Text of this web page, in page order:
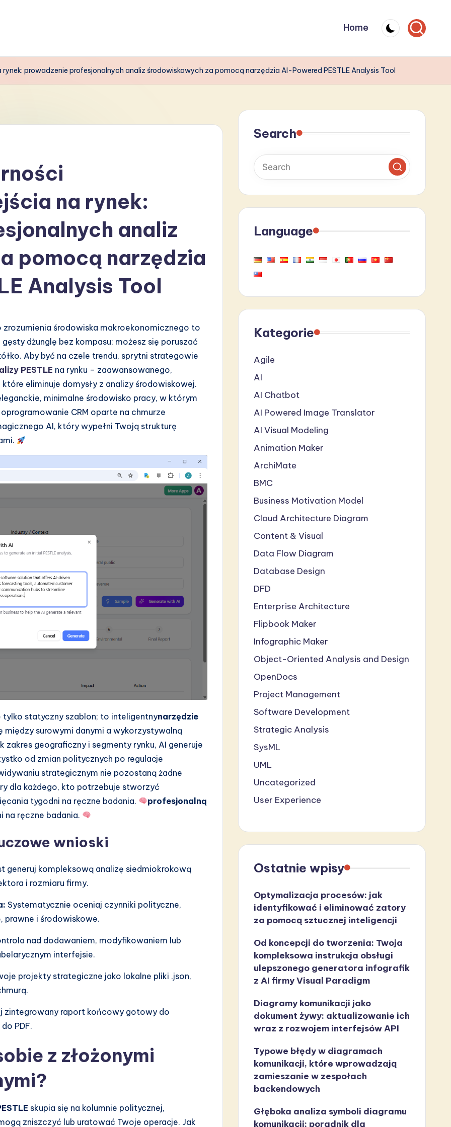
Home
prowadzenie profesjonalnych analiz środowiskowych za pomocą narzędzia AI-Powered PESTLE Analysis Tool
na rynek:
analiz
pomocą narzędzia
Analysis Tool
środowiska makroekonomicznego to
dżunglę bez kompasu; możesz się poruszać
Aby być na czele trendu, sprytni strategowie
PESTLE na rynku – zaawansowanego,
eliminuje domysły z analizy środowiskowej.
minimalne środowisko pracy, w którym
CRM oparte na chmurze
AI, który wypełni Twoją strukturę
statyczny szablon; to inteligentnynarzędzie
między surowymi danymi a wykorzystywalną
geograficzny i segmenty rynku, AI generuje
od zmian politycznych po regulacje
strategicznym nie pozostaną żadne
dla każdego, kto potrzebuje stworzyć
tygodni na ręczne badania.
profesjonalną
na ręczne badania.
wnioski
generuj kompleksową analizę siedmiokrokową
i rozmiaru firmy.
Systematycznie oceniaj czynniki polityczne,
prawne i środowiskowe.
nad dodawaniem, modyfikowaniem lub
interfejsie.
projekty strategiczne jako lokalne pliki .json,
zintegrowany raport końcowy gotowy do
PDF.
z złożonymi
skupia się na kolumnie politycznej,
zniszczyć lub uratować Twoje operacje. Jak
Search
Language
Kategorie
Agile
AI
AI Chatbot
AI Powered Image Translator
AI Visual Modeling
Animation Maker
ArchiMate
BMC
Business Motivation Model
Cloud Architecture Diagram
Content & Visual
Data Flow Diagram
Database Design
DFD
Enterprise Architecture
Flipbook Maker
Infographic Maker
Object-Oriented Analysis and Design
OpenDocs
Project Management
Software Development
Strategic Analysis
SysML
UML
Uncategorized
User Experience
Ostatnie wpisy
Optymalizacja procesów: jak
identyfikować i eliminować zatory
za pomocą sztucznej inteligencji
Od koncepcji do tworzenia: Twoja
kompleksowa instrukcja obsługi
ulepszonego generatora infografik
z AI firmy Visual Paradigm
Diagramy komunikacji jako
dokument żywy: aktualizowanie ich
wraz z rozwojem interfejsów API
Typowe błędy w diagramach
komunikacji, które wprowadzają
zamieszanie w zespołach
backendowych
Głęboka analiza symboli diagramu
komunikacji: poradnik dla